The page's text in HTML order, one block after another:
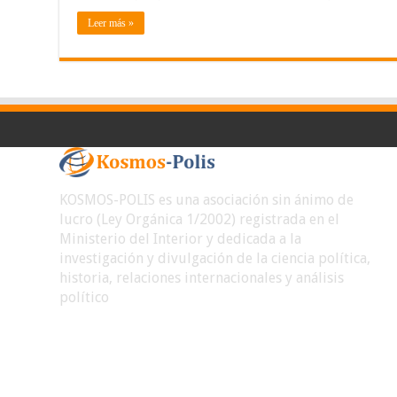
Leer más »
KOSMOS-POLIS es una asociación sin ánimo de
lucro (Ley Orgánica 1/2002) registrada en el
Ministerio del Interior y dedicada a la
investigación y divulgación de la ciencia política,
historia, relaciones internacionales y análisis
político